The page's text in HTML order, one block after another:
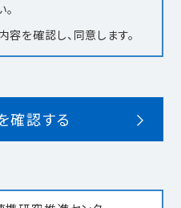
を確認し、同意します。